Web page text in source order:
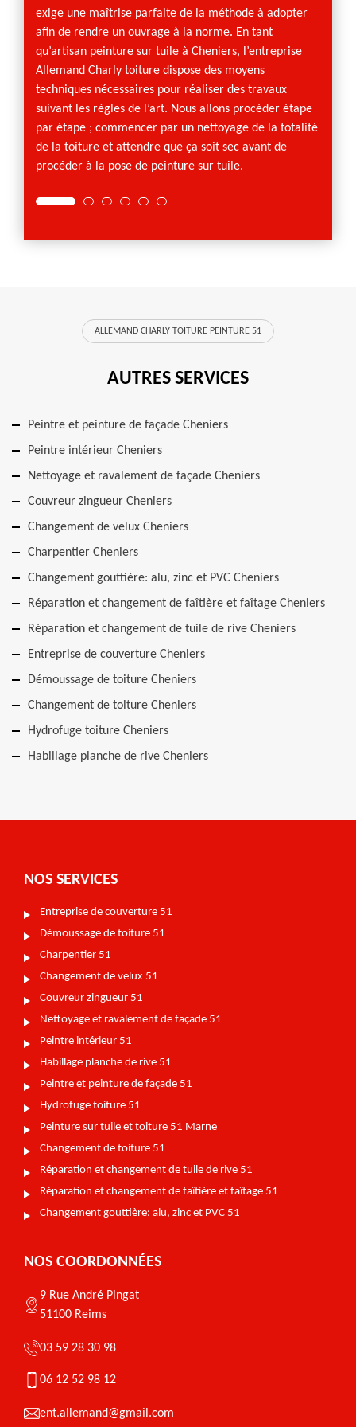
exige une maîtrise parfaite de la méthode à adopter
afin de rendre un ouvrage à la norme. En tant
qu’artisan peinture sur tuile à Cheniers, l’entreprise
Allemand Charly toiture dispose des moyens
techniques nécessaires pour réaliser des travaux
suivant les règles de l’art. Nous allons procéder étape
par étape ; commencer par un nettoyage de la totalité
de la toiture et attendre que ça soit sec avant de
procéder à la pose de peinture sur tuile.
ALLEMAND CHARLY TOITURE PEINTURE 51
AUTRES SERVICES
Peintre et peinture de façade Cheniers
Peintre intérieur Cheniers
Nettoyage et ravalement de façade Cheniers
Couvreur zingueur Cheniers
Changement de velux Cheniers
Charpentier Cheniers
Changement gouttière: alu, zinc et PVC Cheniers
Réparation et changement de faîtière et faîtage Cheniers
Réparation et changement de tuile de rive Cheniers
Entreprise de couverture Cheniers
Démoussage de toiture Cheniers
Changement de toiture Cheniers
Hydrofuge toiture Cheniers
Habillage planche de rive Cheniers
NOS SERVICES
Entreprise de couverture 51
Démoussage de toiture 51
Charpentier 51
Changement de velux 51
Couvreur zingueur 51
Nettoyage et ravalement de façade 51
Peintre intérieur 51
Habillage planche de rive 51
Peintre et peinture de façade 51
Hydrofuge toiture 51
Peinture sur tuile et toiture 51 Marne
Changement de toiture 51
Réparation et changement de tuile de rive 51
Réparation et changement de faîtière et faîtage 51
Changement gouttière: alu, zinc et PVC 51
NOS COORDONNÉES
9 Rue André Pingat
51100 Reims
03 59 28 30 98
06 12 52 98 12
ent.allemand@gmail.com